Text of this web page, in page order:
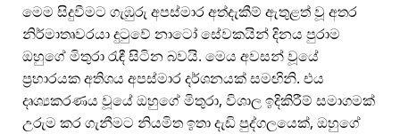
මෙම සිදුවීමට ගැඹුරු අපස්මාර අත්දැකීම් ඇතුළත් වූ අතර
නිර්මාතෘවරයා දුටුවේ නාටෝ සේවකයින් දිනය පුරාම
ඔහුගේ මිතුරා රැඳී සිටින බවයි. මෙය අවසන් වූයේ
ප්‍රහාරයක අතිශය අපස්මාර දර්ශනයක් සමඟිනි. එය
දෘශ්‍යකරණය වූයේ ඔහුගේ මිතුරා, විශාල ඉදිකිරීම් සමාගමක්
උරුම කර ගැනීමට නියමිත ඉතා දැඩි පුද්ගලයෙක්, ඔහුගේ